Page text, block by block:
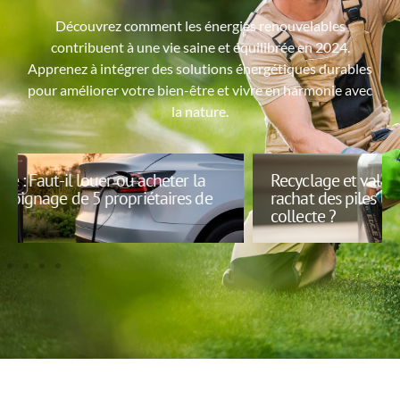
Découvrez comment les énergies renouvelables
contribuent à une vie saine et équilibrée en 2024.
Apprenez à intégrer des solutions énergétiques durables
pour améliorer votre bien-être et vivre en harmonie avec
la nature.
Recyclage et valorisation : quel est le prix de
rachat des piles usagées selon les points de
collecte ?